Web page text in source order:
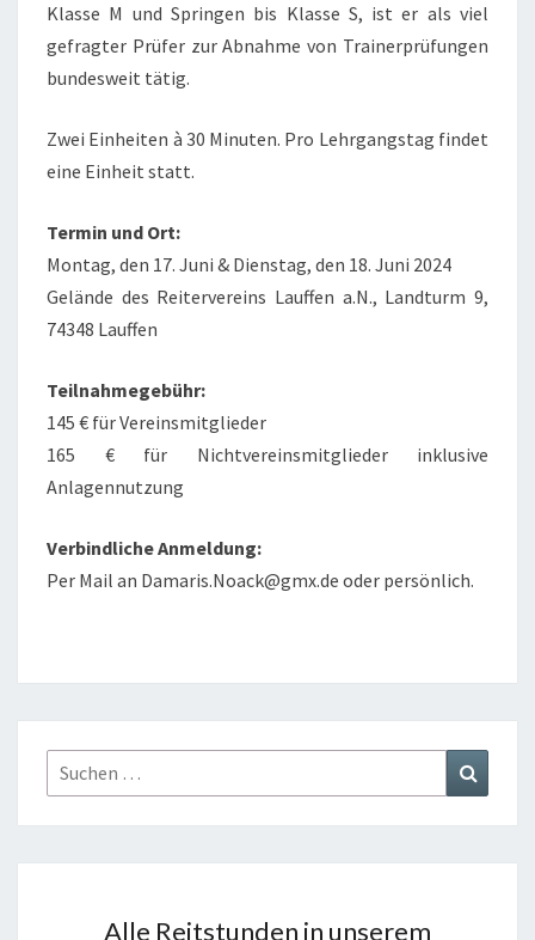
Klasse M und Springen bis Klasse S, ist er als viel
gefragter Prüfer zur Abnahme von Trainerprüfungen
bundesweit tätig.
Zwei Einheiten à 30 Minuten. Pro Lehrgangstag findet
eine Einheit statt.
Termin und Ort:
Montag, den 17. Juni & Dienstag, den 18. Juni 2024
Gelände des Reitervereins Lauffen a.N., Landturm 9,
74348 Lauffen
Teilnahmegebühr:
145 € für Vereinsmitglieder
165 € für Nichtvereinsmitglieder inklusive
Anlagennutzung
Verbindliche Anmeldung:
Per Mail an Damaris.Noack@gmx.de oder persönlich.
Suchen
nach:
Alle Reitstunden in unserem